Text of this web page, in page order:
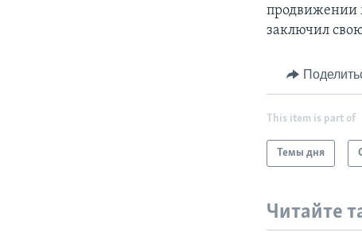
продвижении
заключил
This item is part of
Темы дня
Читайте